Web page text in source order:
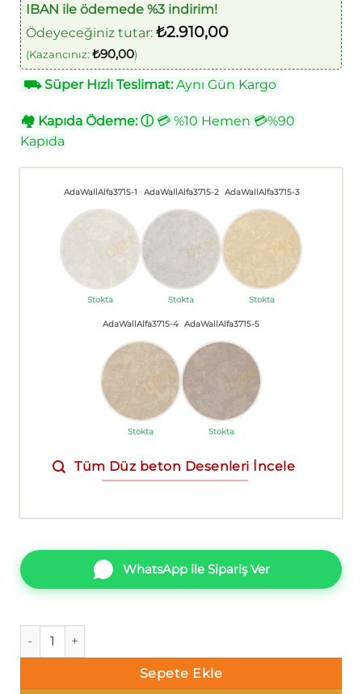
IBAN ile ödemede %3 indirim!
Ödeyeceğiniz tutar: ₺2.910,00
(Kazancınız: ₺90,00)
⛟Süper Hızlı Teslimat:Aynı Gün Kargo
🏘 Kapıda Ödeme: ⓘ💳 %10 Hemen 💳%90
Kapıda
AdaWallAlfa3715-1
Stokta
AdaWallAlfa3715-2
Stokta
AdaWallAlfa3715-3
Stokta
AdaWallAlfa3715-4
Stokta
AdaWallAlfa3715-5
Stokta
Tüm Düz beton Desenleri İncele
WhatsApp ile Sipariş Ver
AdaWall Alfa 3715-4 Düz beton Duvar Kağıdı 16m² adet
Sepete Ekle